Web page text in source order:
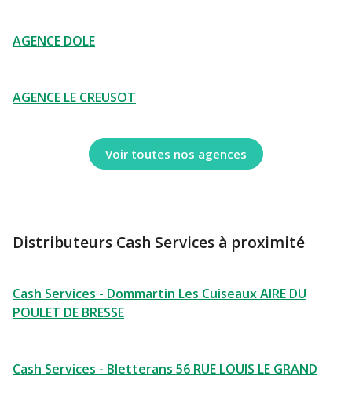
AGENCE DOLE
AGENCE LE CREUSOT
Voir toutes nos agences
Distributeurs Cash Services à proximité
Cash Services - Dommartin Les Cuiseaux AIRE DU
POULET DE BRESSE
Cash Services - Bletterans 56 RUE LOUIS LE GRAND